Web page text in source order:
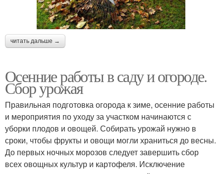
читать дальше →
Осенние работы в саду и огороде.
Сбор урожая
Правильная подготовка огорода к зиме, осенние работы
и мероприятия по уходу за участком начинаются с
уборки плодов и овощей. Собирать урожай нужно в
сроки, чтобы фрукты и овощи могли храниться до весны.
До первых ночных морозов следует завершить сбор
всех овощных культур и картофеля. Исключение